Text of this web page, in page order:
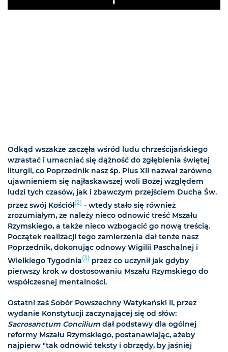
Play
Odkąd wszakże zaczęła wśród ludu chrześcijańskiego
wzrastać i umacniać się dążność do zgłębienia świętej
liturgii, co Poprzednik nasz śp. Pius XII nazwał zarówno
ujawnieniem się najłaskawszej woli Bożej względem
ludzi tych czasów, jak i zbawczym przejściem Ducha Św.
przez swój Kościół(2) - wtedy stało się również
zrozumiałym, że należy nieco odnowić treść Mszału
Rzymskiego, a także nieco wzbogacić go nową treścią.
Początek realizacji tego zamierzenia dał tenże nasz
Poprzednik, dokonując odnowy Wigilii Paschalnej i
Wielkiego Tygodnia(3) przez co uczynił jak gdyby
pierwszy krok w dostosowaniu Mszału Rzymskiego do
współczesnej mentalności.
Ostatni zaś Sobór Powszechny Watykański II, przez
wydanie Konstytucji zaczynającej się od słów:
Sacrosanctum Concilium dał podstawy dla ogólnej
reformy Mszału Rzymskiego, postanawiając, ażeby
najpierw "tak odnowić teksty i obrzędy, by jaśniej